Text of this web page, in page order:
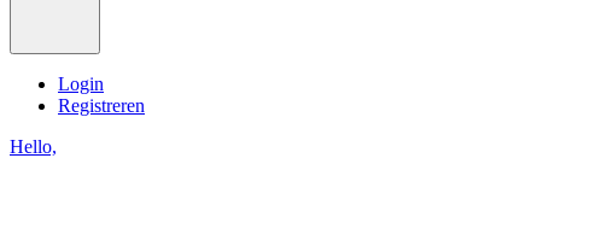
Login
Registreren
Hello,